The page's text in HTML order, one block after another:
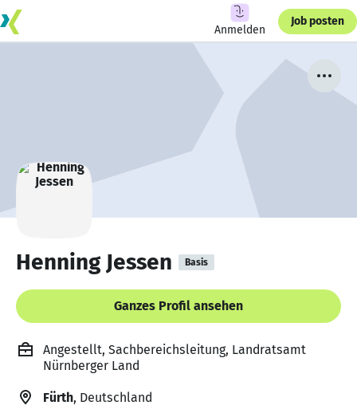
Anmelden
Job posten
Henning Jessen Basis
Ganzes Profil ansehen
Angestellt, Sachbereichsleitung, Landratsamt
Nürnberger Land
Fürth, Deutschland